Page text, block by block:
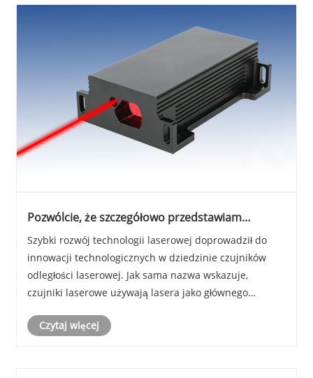
Pozwólcie, że szczegółowo przedstawiam
odległości dla wszystkich
Szybki rozwój technologii laserowej doprowadził do
innowacji technologicznych w dziedzinie czujników
odległości laserowej. Jak sama nazwa wskazuje,
czujniki laserowe używają lasera jako głównego
laserowego na rynku obejmują głównie lasery
Czytaj więcej